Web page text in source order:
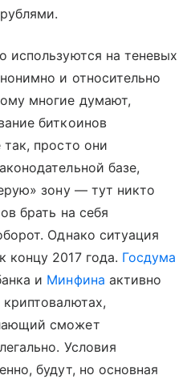
используются на теневых
и относительно
многие думают,
биткоинов
просто они
базе,
зону — тут никто
брать на себя
Однако ситуация
концу 2017 года. Госдума
и Минфина активно
сможет
Условия
будут, но основная